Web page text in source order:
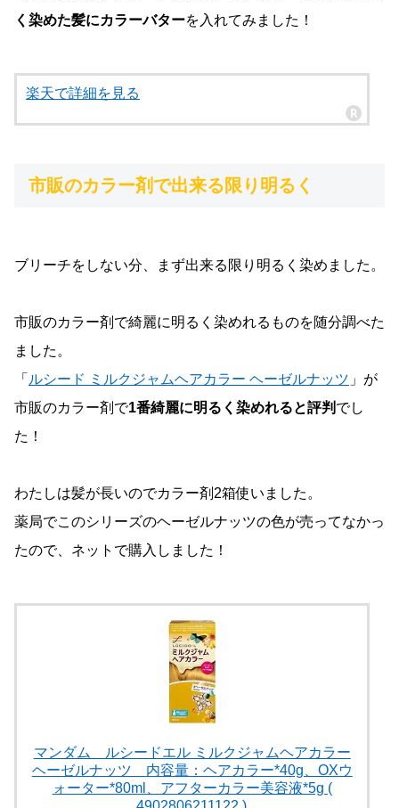
く染めた髪にカラーバターを入れてみました！
楽天で詳細を見る
市販のカラー剤で出来る限り明るく
ブリーチをしない分、まず出来る限り明るく染めました。
市販のカラー剤で綺麗に明るく染めれるものを随分調べた
ました。
「 ルシード ミルクジャムヘアカラー ヘーゼルナッツ 」が
市販のカラー剤で1番綺麗に明るく染めれると評判 でし
た！
わたしは髪が長いのでカラー剤2箱使いました。
薬局でこのシリーズのヘーゼルナッツの色が売ってなかっ
たので、ネットで購入しました！
マンダム ルシードエル ミルクジャムヘアカラー
ヘーゼルナッツ 内容量：ヘアカラー*40g、OXウ
ォーター*80ml、アフターカラー美容液*5g (